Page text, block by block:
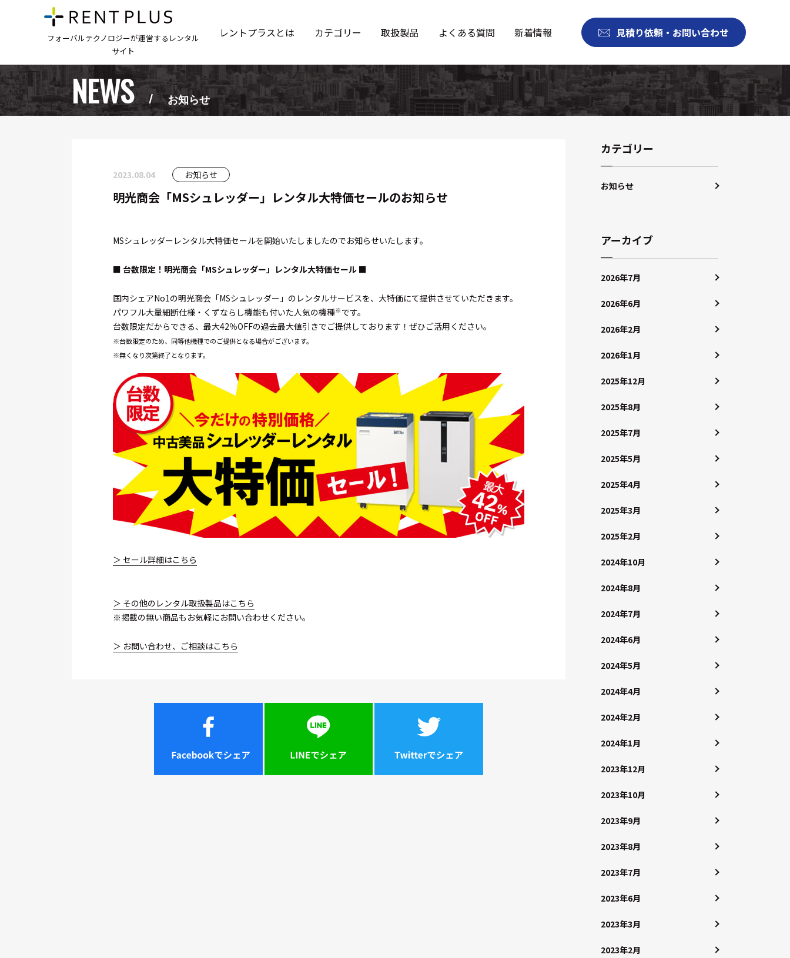
フォーバルテクノロジーが運営するレンタル
サイト
レントプラスとは カテゴリー 取扱製品 よくある質問 新着情報 見積り依頼・お問い合わせ
NEWS お知らせ
2023.08.04 お知らせ
明光商会「MSシュレッダー」レンタル大特価セールのお知らせ
MSシュレッダーレンタル大特価セールを開始いたしましたのでお知らせいたします。
■ 台数限定！明光商会「MSシュレッダー」レンタル大特価セール ■
国内シェアNo1の明光商会「MSシュレッダー」のレンタルサービスを、大特価にて提供させていただきます。
パワフル大量細断仕様・くずならし機能も付いた人気の機種※ です。
台数限定だからできる、最大42％OFFの過去最大値引きでご提供しております！ぜひご活用ください。
※台数限定のため、同等他機種でのご提供となる場合がございます。
※無くなり次第終了となります。
＞ セール詳細はこちら
＞ その他のレンタル取扱製品はこちら
※掲載の無い商品もお気軽にお問い合わせください。
＞ お問い合わせ、ご相談はこちら
カテゴリー
お知らせ
アーカイブ
2026年7月
2026年6月
2026年2月
2026年1月
2025年12月
2025年8月
2025年7月
2025年5月
2025年4月
2025年3月
2025年2月
2024年10月
2024年8月
2024年7月
2024年6月
2024年5月
2024年4月
2024年2月
2024年1月
2023年12月
2023年10月
2023年9月
2023年8月
2023年7月
2023年6月
2023年3月
2023年2月